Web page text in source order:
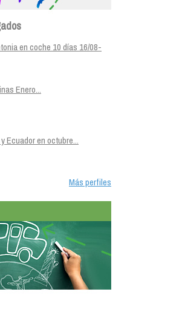
en coche 10 días 16/08-
Enero...
Ecuador en octubre...
Más perfiles